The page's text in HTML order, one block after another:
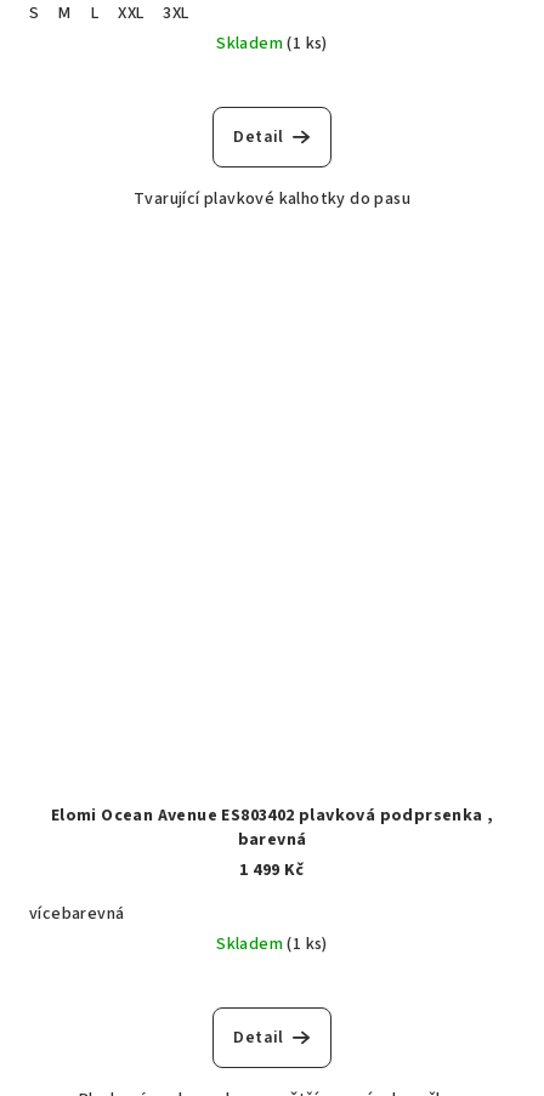
S
M L XXL
3XL
Skladem(1 ks)
Detail
Tvarující plavkové kalhotky do pasu
Elomi Ocean Avenue ES803402 plavková podprsenka ,
barevná
1 499 Kč
vícebarevná
Skladem(1 ks)
Detail